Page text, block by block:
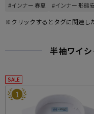
#インナー 春夏
#インナー 形態
※クリックするとタグに関連し
半袖ワイ
SALE
1